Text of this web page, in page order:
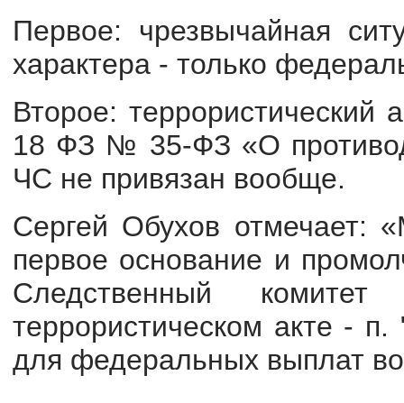
Первое: чрезвычайная
характера - только
Второе: террористический
18 ФЗ № 35-ФЗ «О
ЧС не привязан вообще.
Сергей Обухов отмечает:
первое основание и
Следственный
террористическом акте -
для федеральных выплат